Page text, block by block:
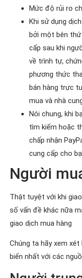
Mức độ rủi ro
Khi sử dụng
bởi một bên
cấp sau khi
về trình tự,
phương thức
bán hàng trực
mua và nhà cung
Nói chung, khi
tìm kiếm hoặc
chấp nhận
cung cấp cho
Người
Thật tuyệt với khi
số vấn đề khác nữa
giao dịch mua hàng
Chúng ta hãy xem
biến nhất với các